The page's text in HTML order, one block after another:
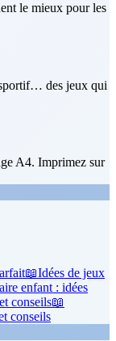
le mieux pour les
des jeux qui
A4. Imprimez sur
📖Idées de jeux
enfant : idées
conseils📖
conseils